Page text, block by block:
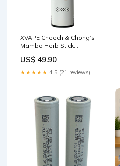
XVAPE Cheech & Chong’s
Mambo Herb Stick
US$ 49.90
★★★★★ 4.5 (21 reviews)